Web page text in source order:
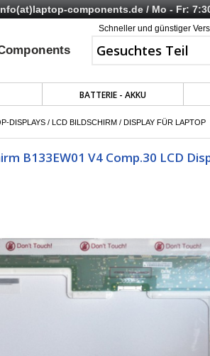
components.de/ Mo - Fr:
Schneller und günstiger
BATTERIE - AKKU
DISPLAYS / LCD BILDSCHIRM / DISPLAY FÜR LAPTOP
B133EW01 V4 Comp.30 LCD